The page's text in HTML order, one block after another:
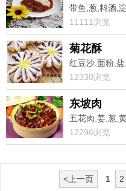
带鱼,葱,料酒,
11111浏览
菊花酥
红豆沙,面粉,
12330浏览
东坡肉
五花肉,姜,葱,
12296浏览
<上一页 1 2